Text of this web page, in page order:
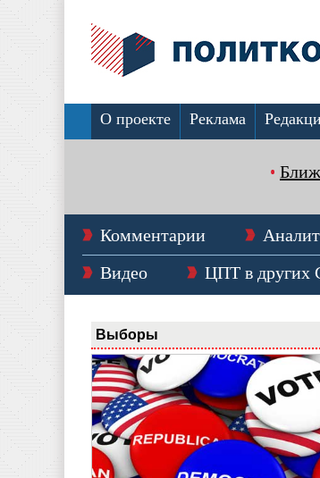
О проекте Реклама
Комментарии
Видео
ЦПТ в
Выборы